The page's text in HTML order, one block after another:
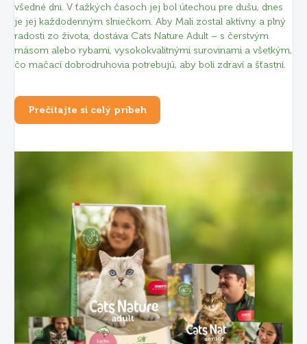
všedné dni. V ťažkých časoch jej bol útechou pre dušu, dnes
je jej každodenným slniečkom. Aby Mali zostal aktívny a plný
radosti zo života, dostáva Cats Nature Adult – s čerstvým
mäsom alebo rybami, vysokokvalitnými surovinami a všetkým,
čo mačací dobrodruhovia potrebujú, aby boli zdraví a šťastní.
Prečítajte si celý príbeh